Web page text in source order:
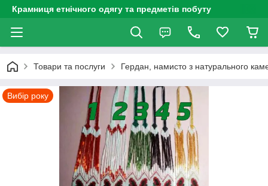
Крамниця етнічного одягу та предметів побуту
Товари та послуги Гердан, намисто з натурального
Вибір року